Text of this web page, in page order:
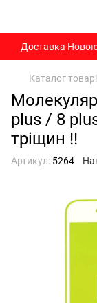
Доставка Новою
Каталог
plus / 8
тріщин !!
Артикул: 5264